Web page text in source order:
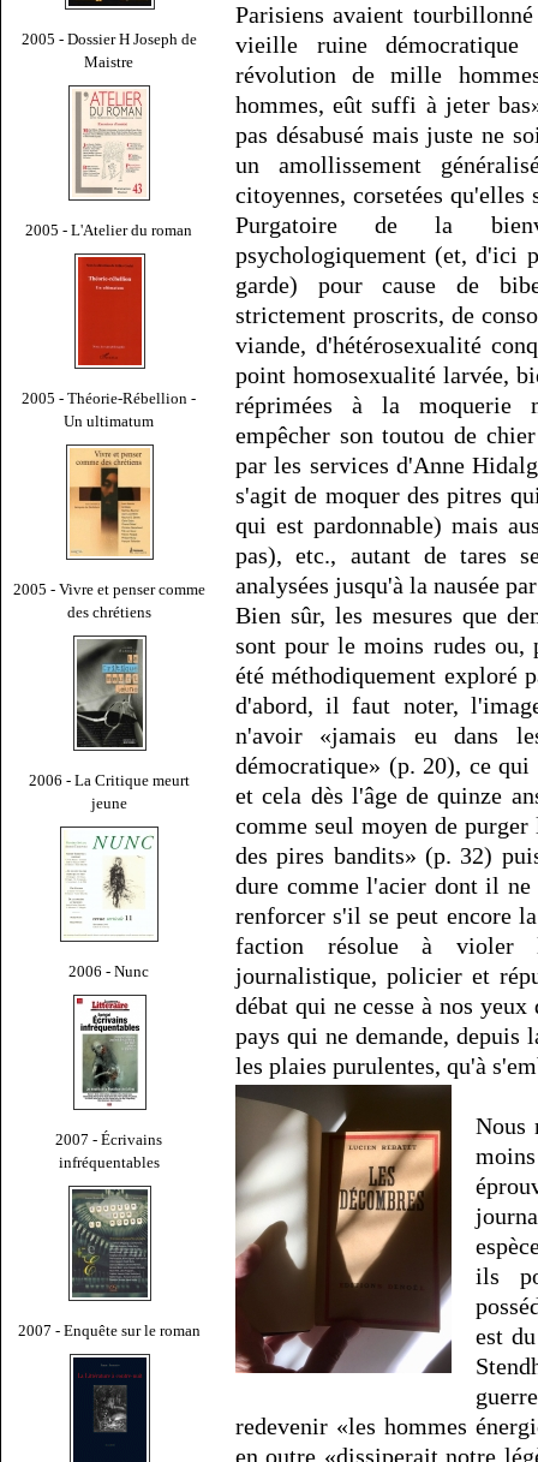
2005 - Dossier H Joseph de
Maistre
2005 - L'Atelier du roman
2005 - Théorie-Rébellion -
Un ultimatum
2005 - Vivre et penser comme
des chrétiens
2006 - La Critique meurt
jeune
2006 - Nunc
2007 - Écrivains
infréquentables
2007 - Enquête sur le roman
Parisiens avaient
vieille ruine démocratique
révolution de mille
hommes, eût suffi à jeter
pas désabusé mais juste ne
un amollissement
citoyennes, corsetées
Purgatoire de la
psychologiquement (et, d'ici
garde) pour cause de
strictement proscrits, de
viande, d'hétérosexualité
point homosexualité larvée,
réprimées à la moquerie
empêcher son toutou de
par les services d'Anne
s'agit de moquer des pitres
qui est pardonnable) mais
pas), etc., autant de tares
analysées jusqu'à la nausée
Bien sûr, les mesures que
sont pour le moins rudes
été méthodiquement exploré
d'abord, il faut noter,
n'avoir «jamais eu dans
démocratique» (p. 20), ce
et cela dès l'âge de quinze
comme seul moyen de
des pires bandits» (p. 32)
dure comme l'acier dont il ne
renforcer s'il se peut encore
faction résolue à violer
journalistique, policier et
débat qui ne cesse à nos
pays qui ne demande, depuis
les plaies purulentes, qu'à
Nous
ils
est
redevenir «les hommes
en outre «dissiperait notre